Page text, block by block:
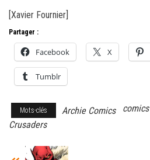
[Xavier Fournier]
Partager :
Facebook X
Tumblr
Mots-clés Archie Comics comics
Crusaders